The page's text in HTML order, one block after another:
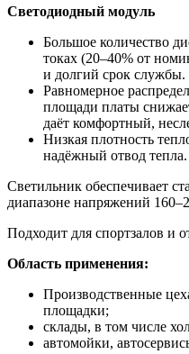
Светодиодный модуль
Большое количество
токах (20–40% от
и долгий срок службы.
Равномерное
площади платы
даёт комфортный,
Низкая плотность
надёжный отвод тепла.
Светильник обеспечивает
диапазоне напряжений
Подходит для спортзалов и
Область применения:
Производственные
площадки;
склады, в том числе
автомойки,